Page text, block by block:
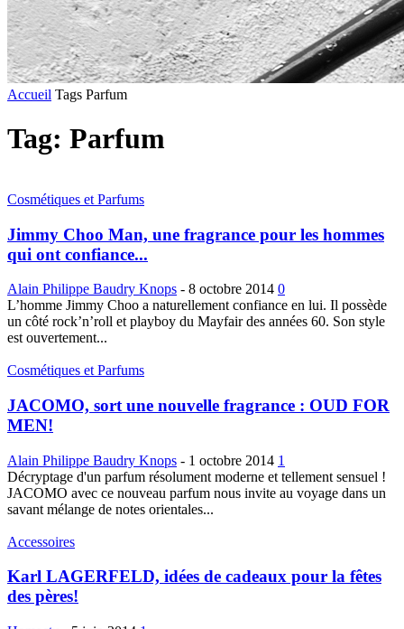
Accueil Tags Parfum
Tag: Parfum
Cosmétiques et Parfums
Jimmy Choo Man, une fragrance pour les hommes
qui ont confiance...
Alain Philippe Baudry Knops - 8 octobre 2014 0
L’homme Jimmy Choo a naturellement confiance en lui. Il possède
un côté rock’n’roll et playboy du Mayfair des années 60. Son style
est ouvertement...
Cosmétiques et Parfums
JACOMO, sort une nouvelle fragrance : OUD FOR
MEN!
Alain Philippe Baudry Knops - 1 octobre 2014 1
Décryptage d'un parfum résolument moderne et tellement sensuel !
JACOMO avec ce nouveau parfum nous invite au voyage dans un
savant mélange de notes orientales...
Accessoires
Karl LAGERFELD, idées de cadeaux pour la fêtes
des pères!